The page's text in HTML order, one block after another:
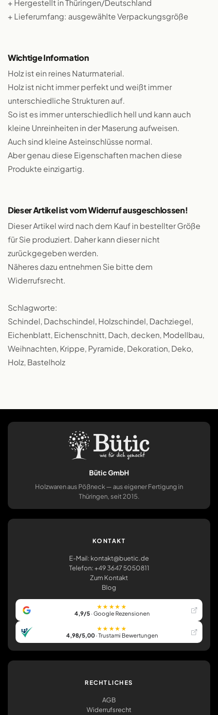
+ Hergestellt in Thüringen/Deutschland
+ Lieferumfang: ausgewählte Verpackungsgröße
Wichtige Information
Holz ist ein reines Naturmaterial.
Holz ist nicht immer perfekt und weißt immer
unterschiedliche Strukturen auf.
So ist es immer unterschiedlich hell und kann auch
kleine Unreinheiten in der Maserung aufweisen.
Auch sind kleine Asteinschlüsse normal.
Aber genau diese Eigenschaften machen diese
Produkte einzigartig.
Dieser Artikel ist vom Widerruf ausgeschlossen!
Dieser Artikel wird nach dem Kauf in bestellter Größe
für Sie produziert. Daher kann dieser nicht
zurückgegeben werden.
Näheres dazu entnehmen Sie bitte dem
Widerrufsrecht.
Schlagworte:
Schindel, Dachschindel, Holzschindel, Dachziegel,
Eichenblatt, Eichenschnitt, Dach, decken, Modellbau,
Weihnachten, Krippe, Pyramide, Dekoration, Deko,
Holz, Bastelholz
Bütic GmbH
Holzwaren aus Pößneck — aus eigener Fertigung in
Thüringen, seit 2015.
KONTAKT
E-Mail: kontakt@buetic.de
Telefon: +49 3647 5050811
Zum Kontakt
Blog
★★★★★
4,9/5· Google Rezensionen
★★★★★
4,98/5,00· Trustami Bewertungen
RECHTLICHES
AGB
Widerrufsrecht